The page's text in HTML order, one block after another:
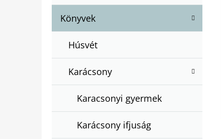
R
Á
Könyvek
Húsvét
Karácsony
Karacsonyi gyermek
Karácsony ifjuság